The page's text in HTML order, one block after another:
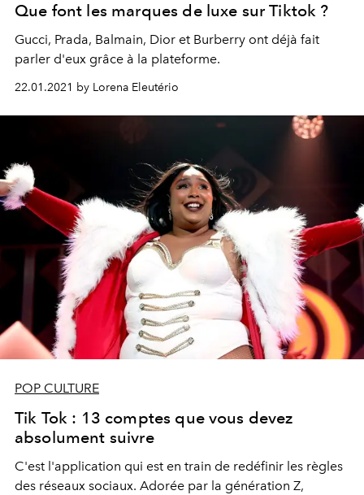
Que font les marques de luxe sur Tiktok ?
Gucci, Prada, Balmain, Dior et Burberry ont déjà fait
parler d'eux grâce à la plateforme.
22.01.2021 by Lorena Eleutério
POP CULTURE
Tik Tok : 13 comptes que vous devez
absolument suivre
C'est l'application qui est en train de redéfinir les règles
des réseaux sociaux. Adorée par la génération Z,